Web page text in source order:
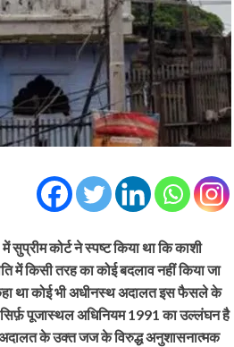
कोर्ट ने स्पष्ट किया था कि काशी
में किसी तरह का कोई बदलाव नहीं किया जा
था कोई भी अधीनस्थ अदालत इस फैसले के
सिर्फ़ पूजास्थल अधिनियम 1991 का उल्लंघन है
अदालत के उक्त जज के विरुद्ध अनुशासनात्मक